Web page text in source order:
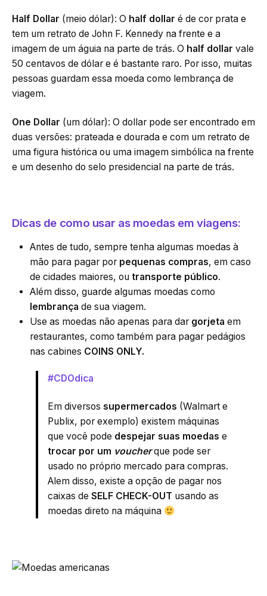
Half Dollar (meio dólar): O half dollar é de cor prata e
tem um retrato de John F. Kennedy na frente e a
imagem de um águia na parte de trás. O half dollar vale
50 centavos de dólar e é bastante raro. Por isso, muitas
pessoas guardam essa moeda como lembrança de
viagem.
One Dollar (um dólar): O dollar pode ser encontrado em
duas versões: prateada e dourada e com um retrato de
uma figura histórica ou uma imagem simbólica na frente
e um desenho do selo presidencial na parte de trás.
Dicas de como usar as moedas em viagens:
Antes de tudo, sempre tenha algumas moedas à
mão para pagar por pequenas compras, em caso
de cidades maiores, ou transporte público.
Além disso, guarde algumas moedas como
lembrança de sua viagem.
Use as moedas não apenas para dar gorjeta em
restaurantes, como também para pagar pedágios
nas cabines COINS ONLY.
#CDOdica
Em diversos supermercados (Walmart e
Publix, por exemplo) existem máquinas
que você pode despejar suas moedas e
trocar por um voucherque pode ser
usado no próprio mercado para compras.
Alem disso, existe a opção de pagar nos
caixas de SELF CHECK-OUT usando as
moedas direto na máquina